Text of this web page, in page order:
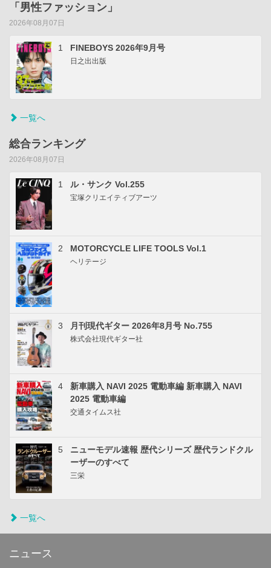
「男性ファッション」
2026年08月07日
1 FINEBOYS 2026年9月号
日之出出版
一覧へ
総合ランキング
2026年08月07日
1 ル・サンク Vol.255
宝塚クリエイティブアーツ
2 MOTORCYCLE LIFE TOOLS Vol.1
ヘリテージ
3 月刊現代ギター 2026年8月号 No.755
株式会社現代ギター社
4
新車購入 NAVI 2025 電動車編 新車購入 NAVI
2025 電動車編
交通タイムス社
5
ニューモデル速報 歴代シリーズ 歴代ランドクル
ーザーのすべて
三栄
一覧へ
ニュース